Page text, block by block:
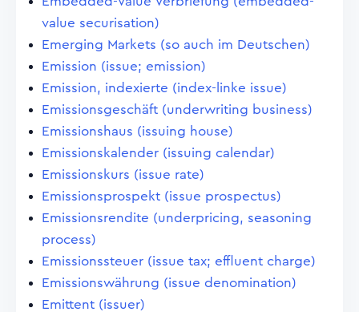
value securisation)
Emerging Markets (so auch im Deutschen)
Emission (issue; emission)
Emission, indexierte (index-linke issue)
Emissionsgeschäft (underwriting business)
Emissionshaus (issuing house)
Emissionskalender (issuing calendar)
Emissionskurs (issue rate)
Emissionsprospekt (issue prospectus)
Emissionsrendite (underpricing, seasoning
process)
Emissionssteuer (issue tax; effluent charge)
Emissionswährung (issue denomination)
Emittent (issuer)